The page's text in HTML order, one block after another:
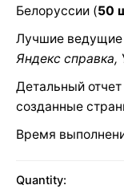
Белоруссии (50
Лучшие ведущие
Яндекс справка,
Детальный
созданные
Время
Quantity: